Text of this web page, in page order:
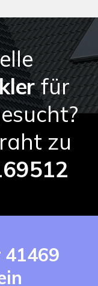
für
zu